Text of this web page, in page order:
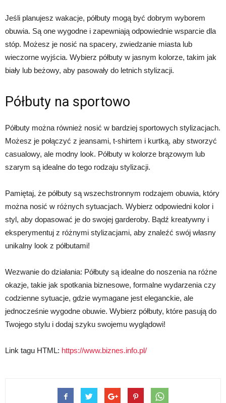
Jeśli planujesz wakacje, półbuty mogą być dobrym wyborem
obuwia. Są one wygodne i zapewniają odpowiednie wsparcie dla
stóp. Możesz je nosić na spacery, zwiedzanie miasta lub
wieczorne wyjścia. Wybierz półbuty w jasnym kolorze, takim jak
biały lub beżowy, aby pasowały do letnich stylizacji.
Półbuty na sportowo
Półbuty można również nosić w bardziej sportowych stylizacjach.
Możesz je połączyć z jeansami, t-shirtem i kurtką, aby stworzyć
casualowy, ale modny look. Półbuty w kolorze brązowym lub
szarym są idealne do tego rodzaju stylizacji.
Pamiętaj, że półbuty są wszechstronnym rodzajem obuwia, który
można nosić w różnych sytuacjach. Wybierz odpowiedni kolor i
styl, aby dopasować je do swojej garderoby. Bądź kreatywny i
eksperymentuj z różnymi stylizacjami, aby znaleźć swój własny
unikalny look z półbutami!
Wezwanie do działania: Półbuty są idealne do noszenia na różne
okazje, takie jak spotkania biznesowe, formalne wydarzenia czy
codzienne sytuacje, gdzie wymagane jest eleganckie, ale
jednocześnie wygodne obuwie. Wybierz półbuty, które pasują do
Twojego stylu i dodaj szyku swojemu wyglądowi!
Link tagu HTML: https://www.biznes.info.pl/